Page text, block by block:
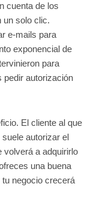
cuenta de los
un solo clic.
e-mails para
exponencial de
para
pedir autorización
El cliente al que
autorizar el
volverá a adquirirlo
una buena
tu negocio crecerá